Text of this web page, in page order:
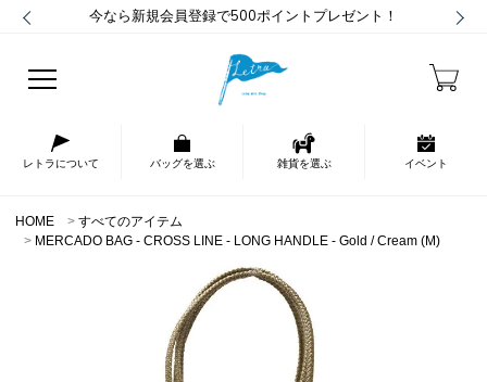
今なら新規会員登録で500ポイントプレゼント！
レトラについて バッグを選ぶ 雑貨を選ぶ イベント
HOME
すべてのアイテム
MERCADO BAG - CROSS LINE - LONG HANDLE - Gold / Cream (M)